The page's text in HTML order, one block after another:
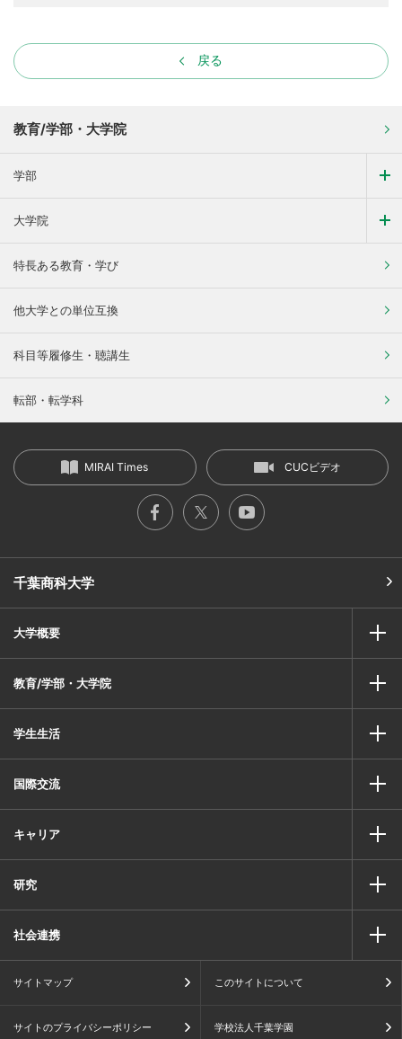
戻る
教育/学部・大学院
学部
大学院
特長ある教育・学び
他大学との単位互換
科目等履修生・聴講生
転部・転学科
千葉商科大学
MIRAI Times CUCビデオ
大学概要
教育/学部・大学院
学生生活
国際交流
キャリア
研究
社会連携
サイトマップ このサイトについて
サイトのプライバシーポリシー 学校法人千葉学園